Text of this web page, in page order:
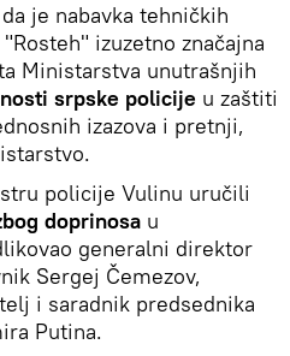
je nabavka tehničkih
izuzetno značajna
Ministarstva unutrašnjih
srpske policije u zaštiti
izazova i pretnji,
policije Vulinu uručili
doprinosa u
generalni direktor
Sergej Čemezov,
i saradnik predsednika
Putina.